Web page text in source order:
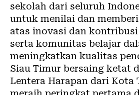
sekolah dari seluruh
untuk menilai dan
atas inovasi dan
serta komunitas belajar
meningkatkan kualitas
Siau Timur bersaing ketat
Lentera Harapan dari Kota